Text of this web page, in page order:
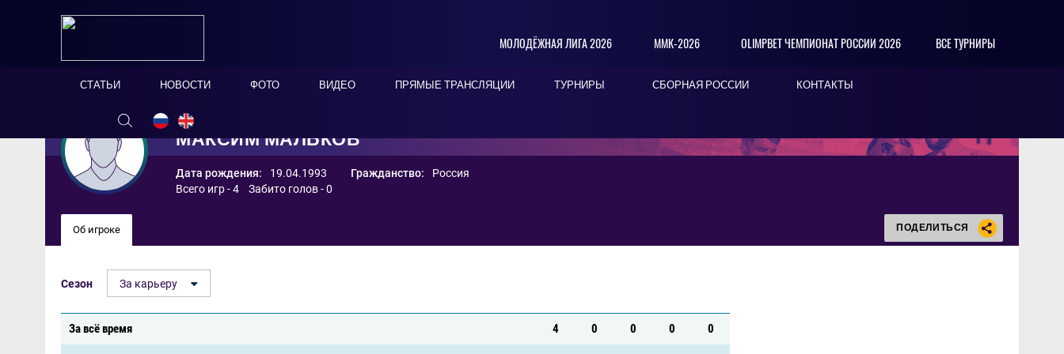
МОЛОДЁЖНАЯ ЛИГА 2026 ММК-2026 OLIMPBET ЧЕМПИОНАТ РОССИИ 2026 ВСЕ ТУРНИРЫ
СТАТЬИ НОВОСТИ ФОТО ВИДЕО ПРЯМЫЕ ТРАНСЛЯЦИИ ТУРНИРЫ СБОРНАЯ РОССИИ КОНТАКТЫ
МАКСИМ МАЛЬКОВ
Дата рождения: 19.04.1993 Гражданство:
Россия
Всего игр - 4 Забито голов - 0
Об игроке ПОДЕЛИТЬСЯ
Сезон За карьеру
За всё время 4 0 0 0 0